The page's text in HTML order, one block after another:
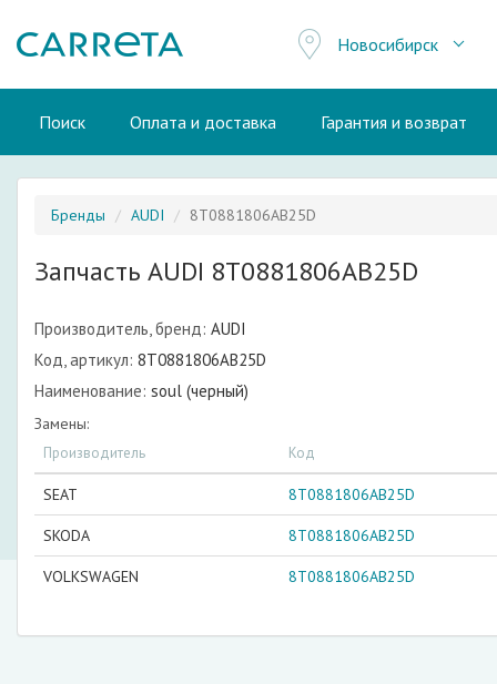
Новосибирск
Поиск Оплата и доставка Гарантия и возврат
Бренды AUDI 8T0881806AB25D
Запчасть AUDI 8T0881806AB25D
Производитель, бренд: AUDI
Код, артикул: 8T0881806AB25D
Наименование: soul (черный)
Замены:
Производитель Код
SEAT 8T0881806AB25D
SKODA 8T0881806AB25D
VOLKSWAGEN 8T0881806AB25D